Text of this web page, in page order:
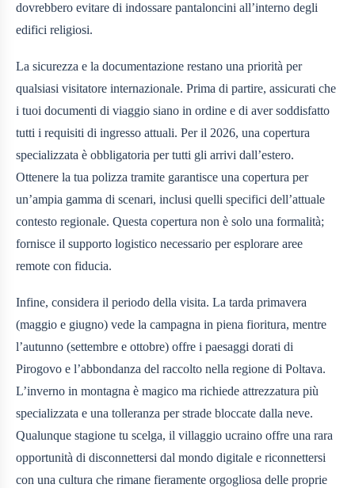
dovrebbero evitare di indossare pantaloncini all’interno degli
edifici religiosi.
La sicurezza e la documentazione restano una priorità per
qualsiasi visitatore internazionale. Prima di partire, assicurati che
i tuoi documenti di viaggio siano in ordine e di aver soddisfatto
tutti i requisiti di ingresso attuali. Per il 2026, una copertura
specializzata è obbligatoria per tutti gli arrivi dall’estero.
Ottenere la tua polizza tramite garantisce una copertura per
un’ampia gamma di scenari, inclusi quelli specifici dell’attuale
contesto regionale. Questa copertura non è solo una formalità;
fornisce il supporto logistico necessario per esplorare aree
remote con fiducia.
Infine, considera il periodo della visita. La tarda primavera
(maggio e giugno) vede la campagna in piena fioritura, mentre
l’autunno (settembre e ottobre) offre i paesaggi dorati di
Pirogovo e l’abbondanza del raccolto nella regione di Poltava.
L’inverno in montagna è magico ma richiede attrezzatura più
specializzata e una tolleranza per strade bloccate dalla neve.
Qualunque stagione tu scelga, il villaggio ucraino offre una rara
opportunità di disconnettersi dal mondo digitale e riconnettersi
con una cultura che rimane fieramente orgogliosa delle proprie